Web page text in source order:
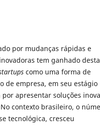
por mudanças rápidas e
tem ganhado
como uma forma de
de empresa, em seu
apresentar soluções
contexto brasileiro, o
tecnológica, cresceu